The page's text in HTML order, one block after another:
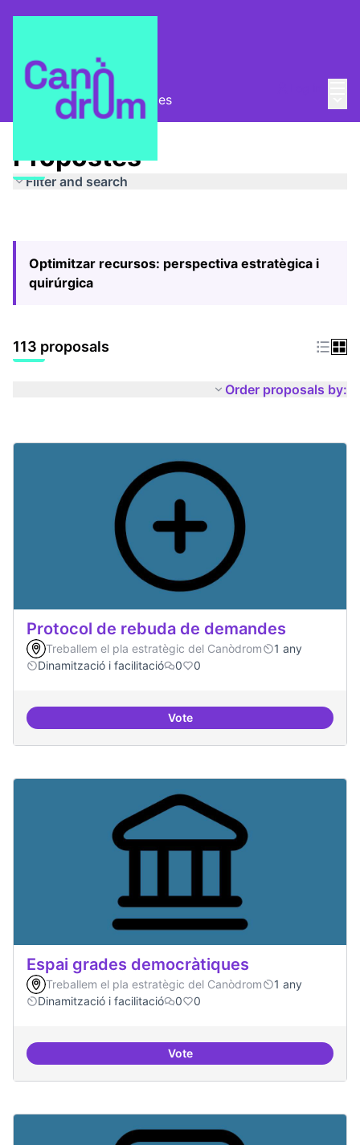
Pla Estratègic Propostes
Propostes
Filter and search
Optimitzar recursos: perspectiva estratègica i
quirúrgica
113 proposals
Order proposals by:
Protocol de rebuda de demandes
Treballem el pla estratègic del Canòdrom
1 any
Dinamització i facilitació
0 0
VoteProtocol de rebuda de demandes
Espai grades democràtiques
Treballem el pla estratègic del Canòdrom
1 any
Dinamització i facilitació
0 0
VoteEspai grades democràtiques